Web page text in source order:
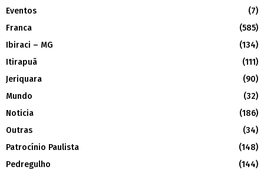
Eventos
(7)
Franca
(585)
Ibiraci – MG
(134)
Itirapuã
(111)
Jeriquara
(90)
Mundo
(32)
Noticia
(186)
Outras
(34)
Patrocínio Paulista
(148)
Pedregulho
(144)